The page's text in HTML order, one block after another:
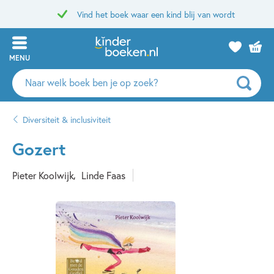
Vind het boek waar een kind blij van wordt
MENU
Zoeken
naar
auteurs
uitgevers
Diversiteit & inclusiviteit
Gozert
Pieter Koolwijk Linde Faas